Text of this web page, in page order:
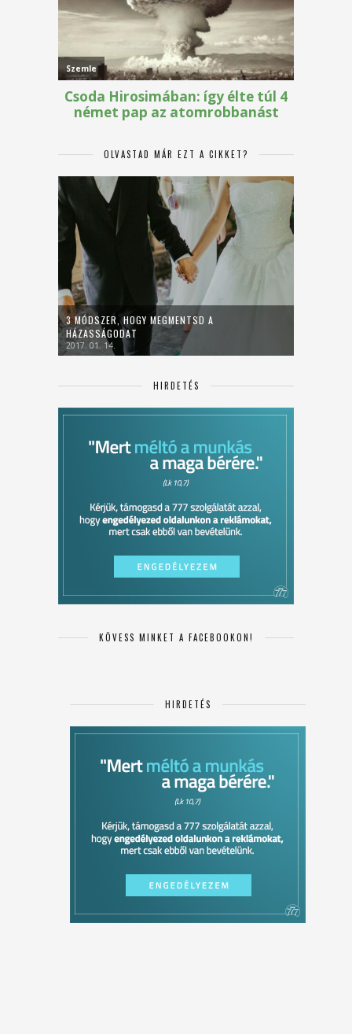
OLVASTAD MÁR EZT A CIKKET?
3 MÓDSZER, HOGY MEGMENTSD A
HÁZASSÁGODAT
2017. 01. 14.
HIRDETÉS
KÖVESS MINKET A FACEBOOKON!
HIRDETÉS